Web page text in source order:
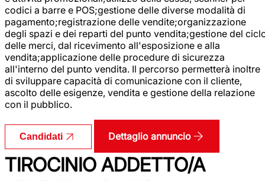
codici a barre e POS;gestione delle diverse modalità di
pagamento;registrazione delle vendite;organizzazione
degli spazi e dei reparti del punto vendita;gestione del
delle merci, dal ricevimento all'esposizione e alla
vendita;applicazione delle procedure di sicurezza
all'interno del punto vendita. Il percorso permetterà inoltre
di sviluppare capacità di comunicazione con il cliente,
ascolto delle esigenze, vendita e gestione della relazione
con il pubblico.
Candidati Dettaglio annuncio
TIROCINIO ADDETTO/A